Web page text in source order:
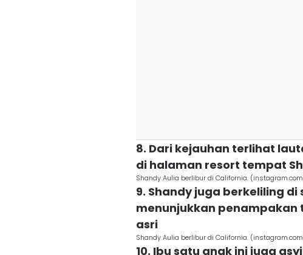
8. Dari kejauhan terlihat
di halaman resort tempat
Shandy Aulia berlibur di California.
9. Shandy juga berkeliling
menunjukkan
asri
Shandy Aulia berlibur di California.
10. Ibu satu anak ini juga